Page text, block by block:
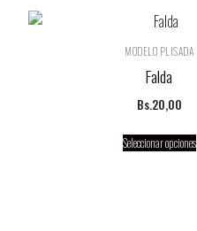
MODELO PLISADA
Falda
Bs.20,00
Seleccionar opciones